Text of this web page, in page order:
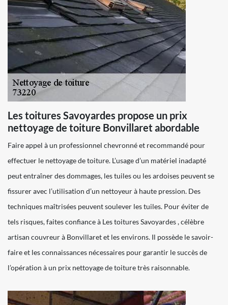
Les toitures Savoyardes propose un prix
nettoyage de toiture Bonvillaret abordable
Faire appel à un professionnel chevronné et recommandé pour
effectuer le nettoyage de toiture. L’usage d’un matériel inadapté
peut entraîner des dommages, les tuiles ou les ardoises peuvent se
fissurer avec l’utilisation d’un nettoyeur à haute pression. Des
techniques maîtrisées peuvent soulever les tuiles. Pour éviter de
tels risques, faites confiance à Les toitures Savoyardes , célèbre
artisan couvreur à Bonvillaret et les environs. Il possède le savoir-
faire et les connaissances nécessaires pour garantir le succès de
l’opération à un prix nettoyage de toiture très raisonnable.